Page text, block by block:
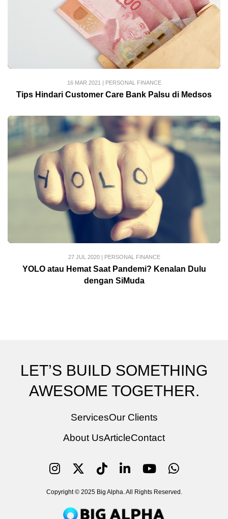
16 MAR 2021 | PERSONAL FINANCE
Tips Hindari Customer Care Bank Palsu di Medsos
27 JUL 2020| PERSONAL FINANCE
YOLO atau Hemat Saat Pandemi? Kenalan Dulu
dengan SiMuda
LET’S BUILD SOMETHING
AWESOME TOGETHER.
ServicesOur Clients
About UsArticleContact
Copyright © 2025 Big Alpha. All Rights Reserved.